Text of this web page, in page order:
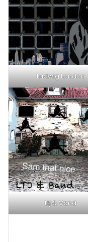
Ludwig London
Ltj & Vand